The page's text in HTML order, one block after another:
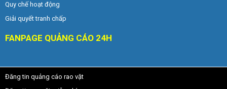
Quy chế hoạt động
Giải quyết tranh chấp
FANPAGE QUẢNG CÁO 24H
Đăng tin quảng cáo rao vặt